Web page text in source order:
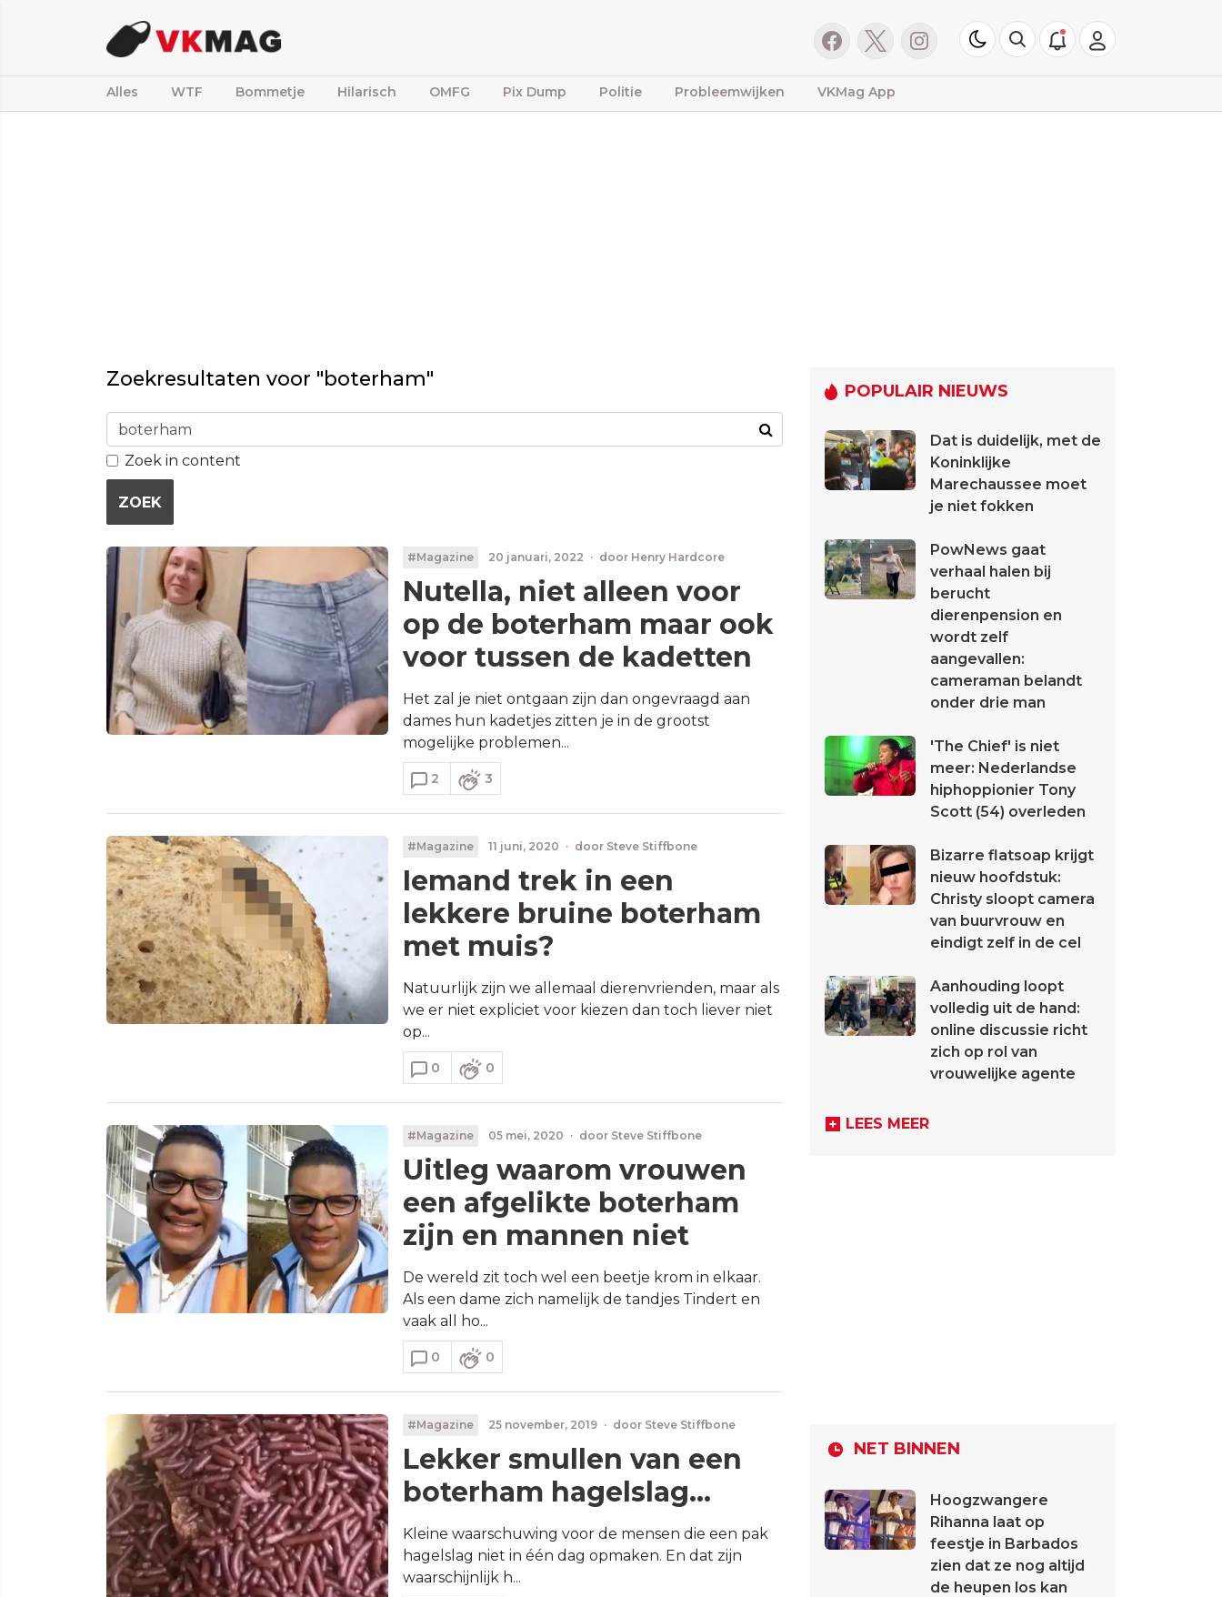
Alles WTF Bommetje Hilarisch OMFG Pix Dump Politie Probleemwijken VKMag App
Zoekresultaten voor "boterham"
Zoek in content
ZOEK
#Magazine 20 januari, 2022 · door Henry Hardcore
Nutella, niet alleen voor
op de boterham maar ook
voor tussen de kadetten
Het zal je niet ontgaan zijn dan ongevraagd aan
dames hun kadetjes zitten je in de grootst
mogelijke problemen...
2 3
#Magazine 11 juni, 2020 · door Steve Stiffbone
Iemand trek in een
lekkere bruine boterham
met muis?
Natuurlijk zijn we allemaal dierenvrienden, maar als
we er niet expliciet voor kiezen dan toch liever niet
op...
0 0
#Magazine 05 mei, 2020 · door Steve Stiffbone
Uitleg waarom vrouwen
een afgelikte boterham
zijn en mannen niet
De wereld zit toch wel een beetje krom in elkaar.
Als een dame zich namelijk de tandjes Tindert en
vaak all ho...
0 0
#Magazine 25 november, 2019 · door Steve Stiffbone
Lekker smullen van een
boterham hagelslag...
Kleine waarschuwing voor de mensen die een pak
hagelslag niet in één dag opmaken. En dat zijn
waarschijnlijk h...
POPULAIR NIEUWS
Dat is duidelijk, met de
Koninklijke
Marechaussee moet
je niet fokken
PowNews gaat
verhaal halen bij
berucht
dierenpension en
wordt zelf
aangevallen:
cameraman belandt
onder drie man
'The Chief' is niet
meer: Nederlandse
hiphoppionier Tony
Scott (54) overleden
Bizarre flatsoap krijgt
nieuw hoofdstuk:
Christy sloopt camera
van buurvrouw en
eindigt zelf in de cel
Aanhouding loopt
volledig uit de hand:
online discussie richt
zich op rol van
vrouwelijke agente
LEES MEER
NET BINNEN
Hoogzwangere
Rihanna laat op
feestje in Barbados
zien dat ze nog altijd
de heupen los kan